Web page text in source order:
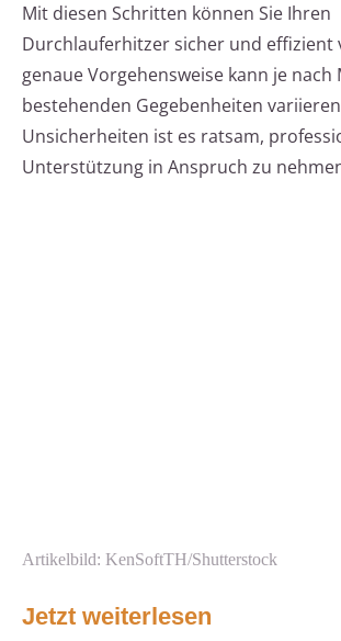
Mit diesen Schritten können Sie Ihren
Durchlauferhitzer sicher und effizient
genaue Vorgehensweise kann je nach
bestehenden Gegebenheiten
Unsicherheiten ist es ratsam,
Unterstützung in Anspruch zu
Artikelbild: KenSoftTH/Shutterstock
Jetzt weiterlesen